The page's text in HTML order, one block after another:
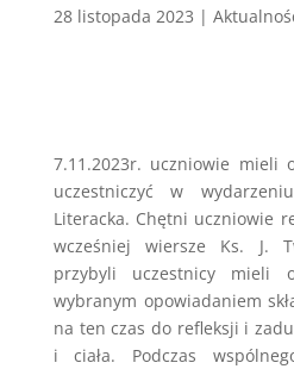
28 listopada 2023 |
7.11.2023r. uczniowie mieli
uczestniczyć w
Literacka. Chętni uczniowie
wcześniej wiersze Ks. J.
przybyli uczestnicy mieli
wybranym opowiadaniem
na ten czas do refleksji i
i ciała. Podczas